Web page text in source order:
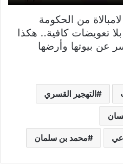
من الحكومة
تعويضات كافية.. هكذا
عن بيوتها وأرضها
التهجير القسري
محمد بن سلمان